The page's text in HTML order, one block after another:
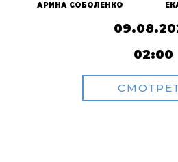
АРИНА СОБОЛЕНКО
02:00